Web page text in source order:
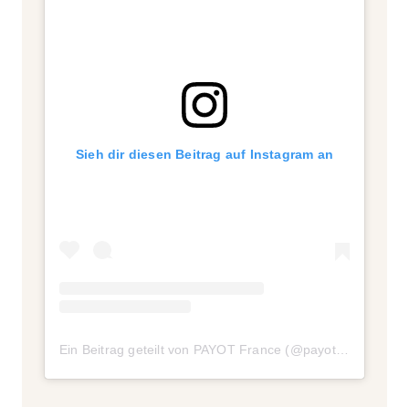
Sieh dir diesen Beitrag auf Instagram an
Ein Beitrag geteilt von PAYOT France (@payotofficial)